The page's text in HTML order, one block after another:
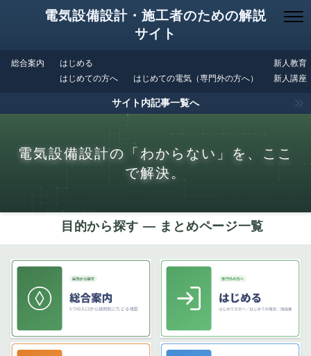
電気設備設計・施工者のための解説
サイト
総合案内
はじめる
はじめての方へ
はじめての電気（専門外の方へ）
新人教育
新人講座
サイト内記事一覧へ
電気設備設計の「わからない」を、ここ
で解決。